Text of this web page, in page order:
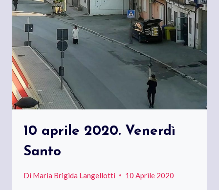
10 aprile 2020. Venerdì
Santo
Di Maria Brigida Langellotti 10 Aprile 2020